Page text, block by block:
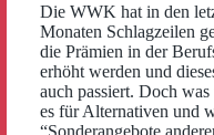
Die WWK hat in den
Monaten Schlagzeilen
die Prämien in der
erhöht werden und
auch passiert. Doch
es für Alternativen und
“Sonderangebote